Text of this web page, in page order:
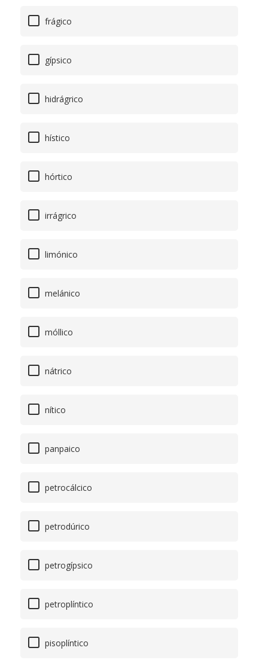
frágico
gípsico
hidrágrico
hístico
hórtico
irrágrico
limónico
melánico
móllico
nátrico
nítico
panpaico
petrocálcico
petrodúrico
petrogípsico
petroplíntico
pisoplíntico